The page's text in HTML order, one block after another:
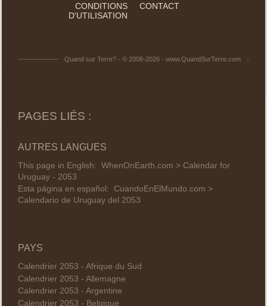
CONDITIONS
D'UTILISATION
CONTACT
Quand sur Terre? - © 2008-2026 - www.QuandSurTerre.com
PAGES LIÉS :
AUTRES LANGUES
This page in English: WhenOnEarth.com > Calendar for
Uruguay - 2053
Esta página en español: CuandoEnElMundo.com >
Calendario de Uruguay del 2053
PAYS
Calendrier 2053 - Afrique du Sud
Calendrier 2053 - Allemagne
Calendrier 2053 - Argentine
Calendrier 2053 - Belgique